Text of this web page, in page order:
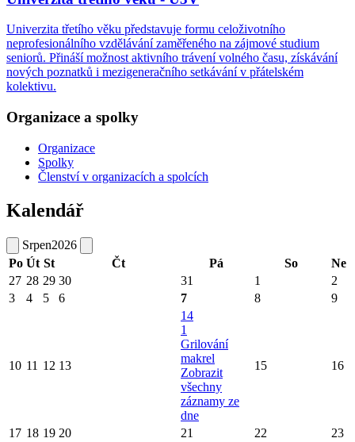
Univerzita třetího věku představuje formu celoživotního
neprofesionálního vzdělávání zaměřeného na zájmové studium
seniorů. Přináší možnost aktivního trávení volného času, získávání
nových poznatků i mezigeneračního setkávání v přátelském
kolektivu.
Organizace a spolky
Organizace
Spolky
Členství v organizacích a spolcích
Kalendář
Srpen2026
Po Út St Čt Pá So
Ne
27 28 29 30 31 1
2
3
4 5 6 7 8 9
10 11 12 13
14
1
Grilování
makrel
Zobrazit
všechny
záznamy ze
dne
15 16
17 18 19 20 21 22 23